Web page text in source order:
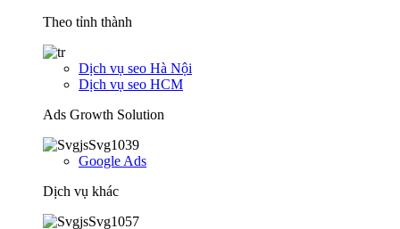
Theo tỉnh thành
Dịch vụ seo Hà Nội
Dịch vụ seo HCM
Ads Growth Solution
Google Ads
Dịch vụ khác